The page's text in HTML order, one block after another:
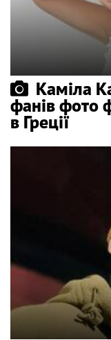
Каміла
фанів фото
в Греції